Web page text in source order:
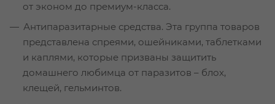
от эконом до премиум-класса.
Антипаразитарные средства. Эта группа товаров
представлена спреями, ошейниками, таблетками
и каплями, которые призваны защитить
домашнего любимца от паразитов – блох,
клещей, гельминтов.